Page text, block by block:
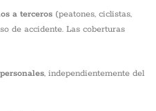
a terceros (peatones, ciclistas,
de accidente. Las coberturas
, independientemente del